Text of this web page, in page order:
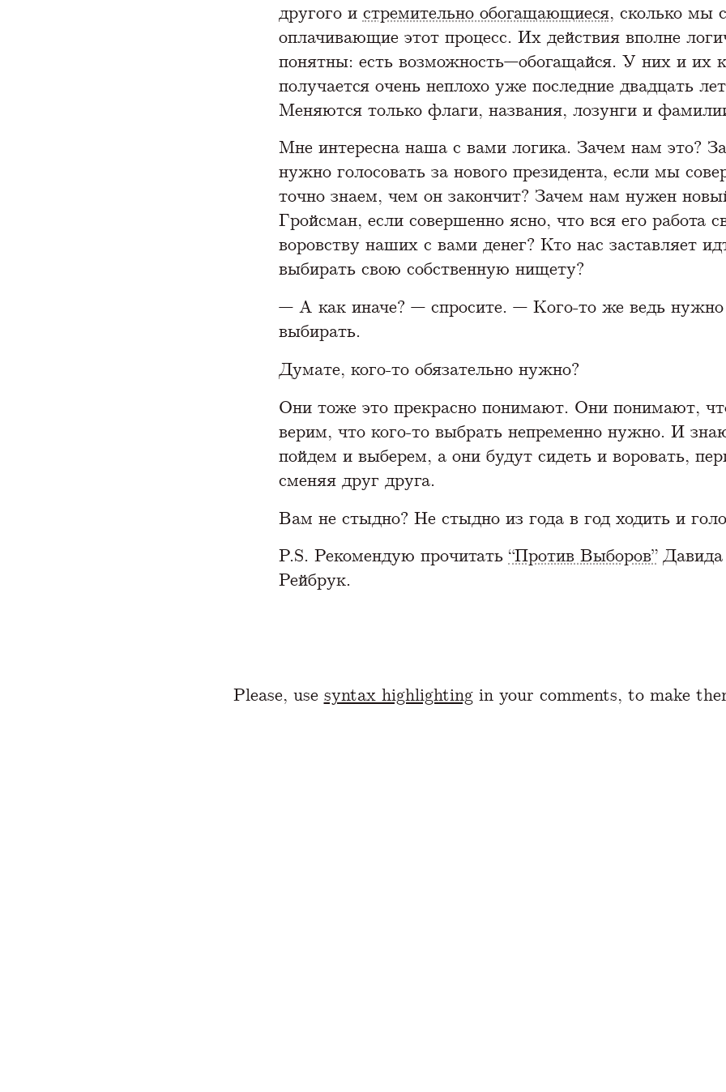
другого и стремительно обогащающиеся, сколько мы
оплачивающие этот процесс. Их действия вполне
понятны: есть возможность—обогащайся. У них и их
получается очень неплохо уже последние двадцать
Меняются только флаги, названия, лозунги и
Мне интересна наша с вами логика. Зачем нам это?
нужно голосовать за нового президента, если мы
точно знаем, чем он закончит? Зачем нам нужен
Гройсман, если совершенно ясно, что вся его работа
воровству наших с вами денег? Кто нас заставляет
выбирать свою собственную нищету?
— А как иначе? — спросите. — Кого-то же ведь нужно
выбирать.
Думате, кого-то обязательно нужно?
Они тоже это прекрасно понимают. Они понимают,
верим, что кого-то выбрать непременно нужно. И
пойдем и выберем, а они будут сидеть и воровать,
сменяя друг друга.
Вам не стыдно? Не стыдно из года в год ходить и
P.S. Рекомендую прочитать “Против Выборов”
Рейбрук.
Please, use syntax highlightingin your comments, to make